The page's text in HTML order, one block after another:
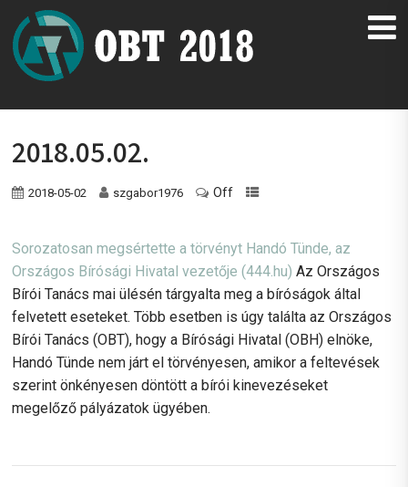
2018.05.02.
2018-05-02 szgabor1976 Off
Sorozatosan megsértette a törvényt Handó Tünde, az
Országos Bírósági Hivatal vezetője (444.hu) Az Országos
Bírói Tanács mai ülésén tárgyalta meg a bíróságok által
felvetett eseteket. Több esetben is úgy találta az Országos
Bírói Tanács (OBT), hogy a Bírósági Hivatal (OBH) elnöke,
Handó Tünde nem járt el törvényesen, amikor a feltevések
szerint önkényesen döntött a bírói kinevezéseket
megelőző pályázatok ügyében.